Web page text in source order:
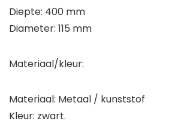
Diepte: 400 mm
Diameter: 115 mm
Materiaal/kleur:
Materiaal: Metaal / kunststof
Kleur: zwart.